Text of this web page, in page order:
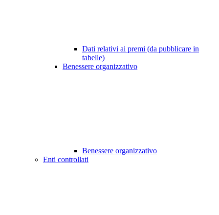
Dati relativi ai premi (da pubblicare in
tabelle)
Benessere organizzativo
Benessere organizzativo
Enti controllati